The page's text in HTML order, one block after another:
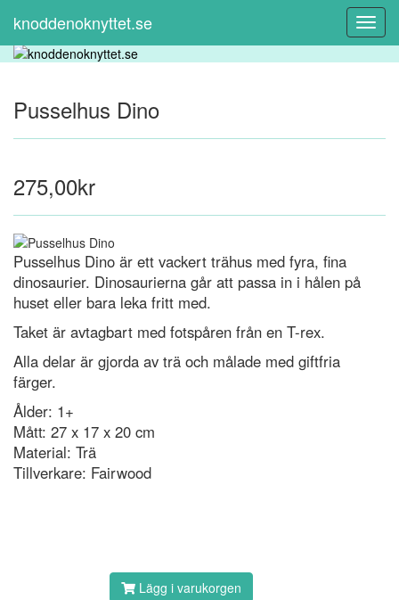
knoddenoknyttet.se
Pusselhus Dino
275,00kr
Pusselhus Dino är ett vackert trähus med fyra, fina
dinosaurier. Dinosaurierna går att passa in i hålen på
huset eller bara leka fritt med.
Taket är avtagbart med fotspåren från en T-rex.
Alla delar är gjorda av trä och målade med giftfria
färger.
Ålder: 1+
Mått: 27 x 17 x 20 cm
Material: Trä
Tillverkare: Fairwood
Lägg i varukorgen